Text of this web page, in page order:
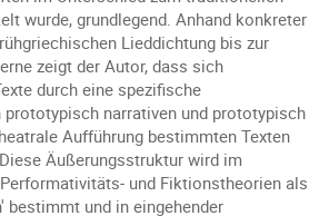
wurde, grundlegend. Anhand konkreter
Lieddichtung bis zur
zeigt der Autor, dass sich
durch eine spezifische
narrativen und prototypisch
Aufführung bestimmten Texten
Äußerungsstruktur wird im
und Fiktionstheorien als
und in eingehender